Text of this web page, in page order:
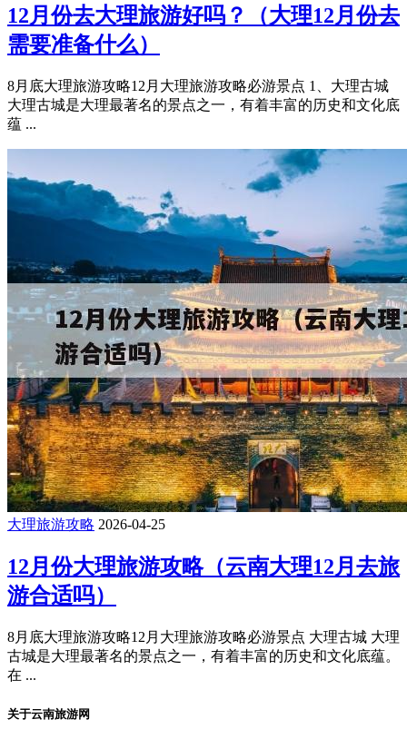
12月份去大理旅游好吗？（大理12月份去
需要准备什么）
8月底大理旅游攻略12月大理旅游攻略必游景点 1、大理古城
大理古城是大理最著名的景点之一，有着丰富的历史和文化底
蕴 ...
大理旅游攻略 2026-04-25
12月份大理旅游攻略（云南大理12月去旅
游合适吗）
8月底大理旅游攻略12月大理旅游攻略必游景点 大理古城 大理
古城是大理最著名的景点之一，有着丰富的历史和文化底蕴。
在 ...
关于云南旅游网